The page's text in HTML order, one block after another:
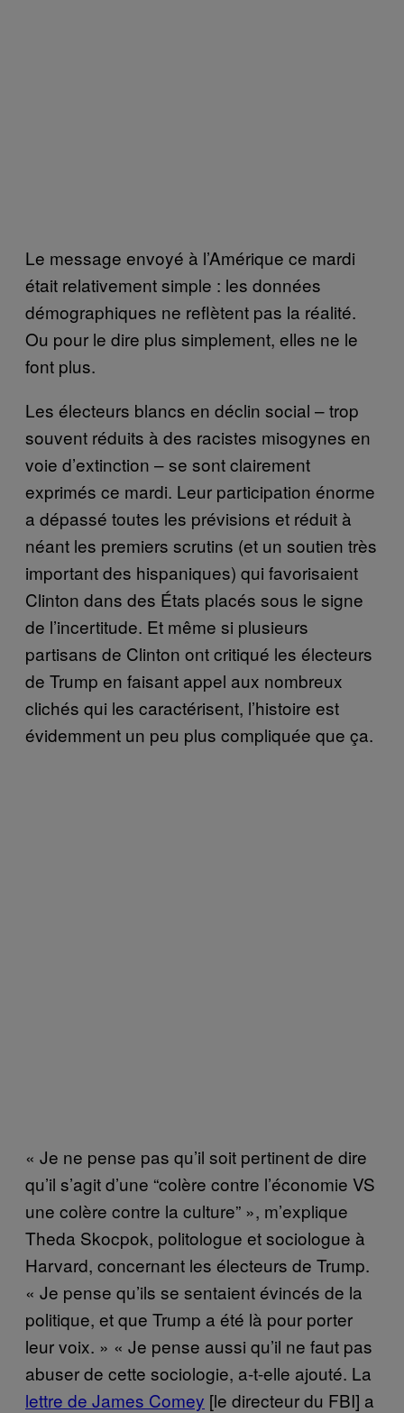
Le message envoyé à l’Amérique ce mardi
était relativement simple : les données
démographiques ne reflètent pas la réalité.
Ou pour le dire plus simplement, elles ne le
font plus.
Les électeurs blancs en déclin social – trop
souvent réduits à des racistes misogynes en
voie d’extinction – se sont clairement
exprimés ce mardi. Leur participation énorme
a dépassé toutes les prévisions et réduit à
néant les premiers scrutins (et un soutien très
important des hispaniques) qui favorisaient
Clinton dans des États placés sous le signe
de l’incertitude. Et même si plusieurs
partisans de Clinton ont critiqué les électeurs
de Trump en faisant appel aux nombreux
clichés qui les caractérisent, l’histoire est
évidemment un peu plus compliquée que ça.
« Je ne pense pas qu’il soit pertinent de dire
qu’il s’agit d’une “colère contre l’économie VS
une colère contre la culture” », m’explique
Theda Skocpok, politologue et sociologue à
Harvard, concernant les électeurs de Trump.
« Je pense qu’ils se sentaient évincés de la
politique, et que Trump a été là pour porter
leur voix. » « Je pense aussi qu’il ne faut pas
abuser de cette sociologie, a-t-elle ajouté. La
lettre de James Comey [le directeur du FBI] a